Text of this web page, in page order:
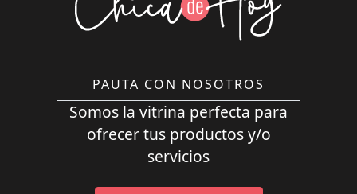
PAUTA CON NOSOTROS
Somos la vitrina perfecta para
ofrecer tus productos y/o
servicios